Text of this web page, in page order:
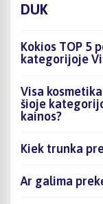
DUK
Kokios TOP 5
kategorijoje
Visa
šioje
kainos?
Kiek trunka
Ar galima